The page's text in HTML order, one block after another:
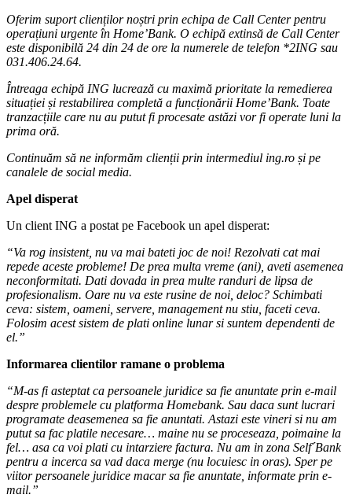
Oferim suport clienților noștri prin echipa de Call Center pentru
operațiuni urgente în Home’Bank. O echipă extinsă de Call Center
este disponibilă 24 din 24 de ore la numerele de telefon *2ING sau
031.406.24.64.
Întreaga echipă ING lucrează cu maximă prioritate la remedierea
situației și restabilirea completă a funcționării Home’Bank. Toate
tranzacțiile care nu au putut fi procesate astăzi vor fi operate luni la
prima oră.
Continuăm să ne informăm clienții prin intermediul ing.ro și pe
canalele de social media.
Apel disperat
Un client ING a postat pe Facebook un apel disperat:
“Va rog insistent, nu va mai bateti joc de noi! Rezolvati cat mai
repede aceste probleme! De prea multa vreme (ani), aveti asemenea
neconformitati. Dati dovada in prea multe randuri de lipsa de
profesionalism. Oare nu va este rusine de noi, deloc? Schimbati
ceva: sistem, oameni, servere, management nu stiu, faceti ceva.
Folosim acest sistem de plati online lunar si suntem dependenti de
el.”
Informarea clientilor ramane o problema
“M-as fi asteptat ca persoanele juridice sa fie anuntate prin e-mail
despre problemele cu platforma Homebank. Sau daca sunt lucrari
programate deasemenea sa fie anuntati. Astazi este vineri si nu am
putut sa fac platile necesare… maine nu se proceseaza, poimaine la
fel… asa ca voi plati cu intarziere factura. Nu am in zona Self´Bank
pentru a incerca sa vad daca merge (nu locuiesc in oras). Sper pe
viitor persoanele juridice macar sa fie anuntate, informate prin e-
mail.”